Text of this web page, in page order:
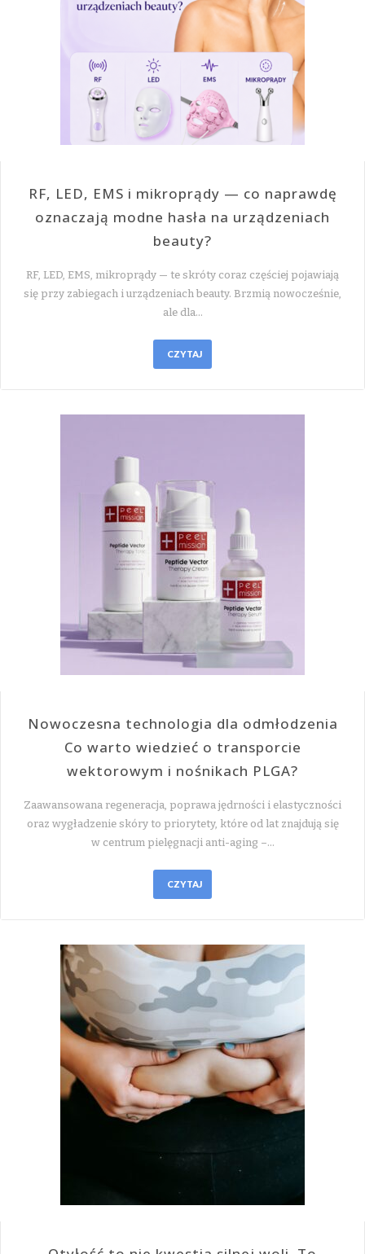
RF, LED, EMS i mikroprądy — co naprawdę
oznaczają modne hasła na urządzeniach
beauty?
RF, LED, EMS, mikroprądy — te skróty coraz częściej pojawiają
się przy zabiegach i urządzeniach beauty. Brzmią nowocześnie,
ale dla…
CZYTAJ
Nowoczesna technologia dla odmłodzenia
Co warto wiedzieć o transporcie
wektorowym i nośnikach PLGA?
Zaawansowana regeneracja, poprawa jędrności i elastyczności
oraz wygładzenie skóry to priorytety, które od lat znajdują się
w centrum pielęgnacji anti-aging –…
CZYTAJ